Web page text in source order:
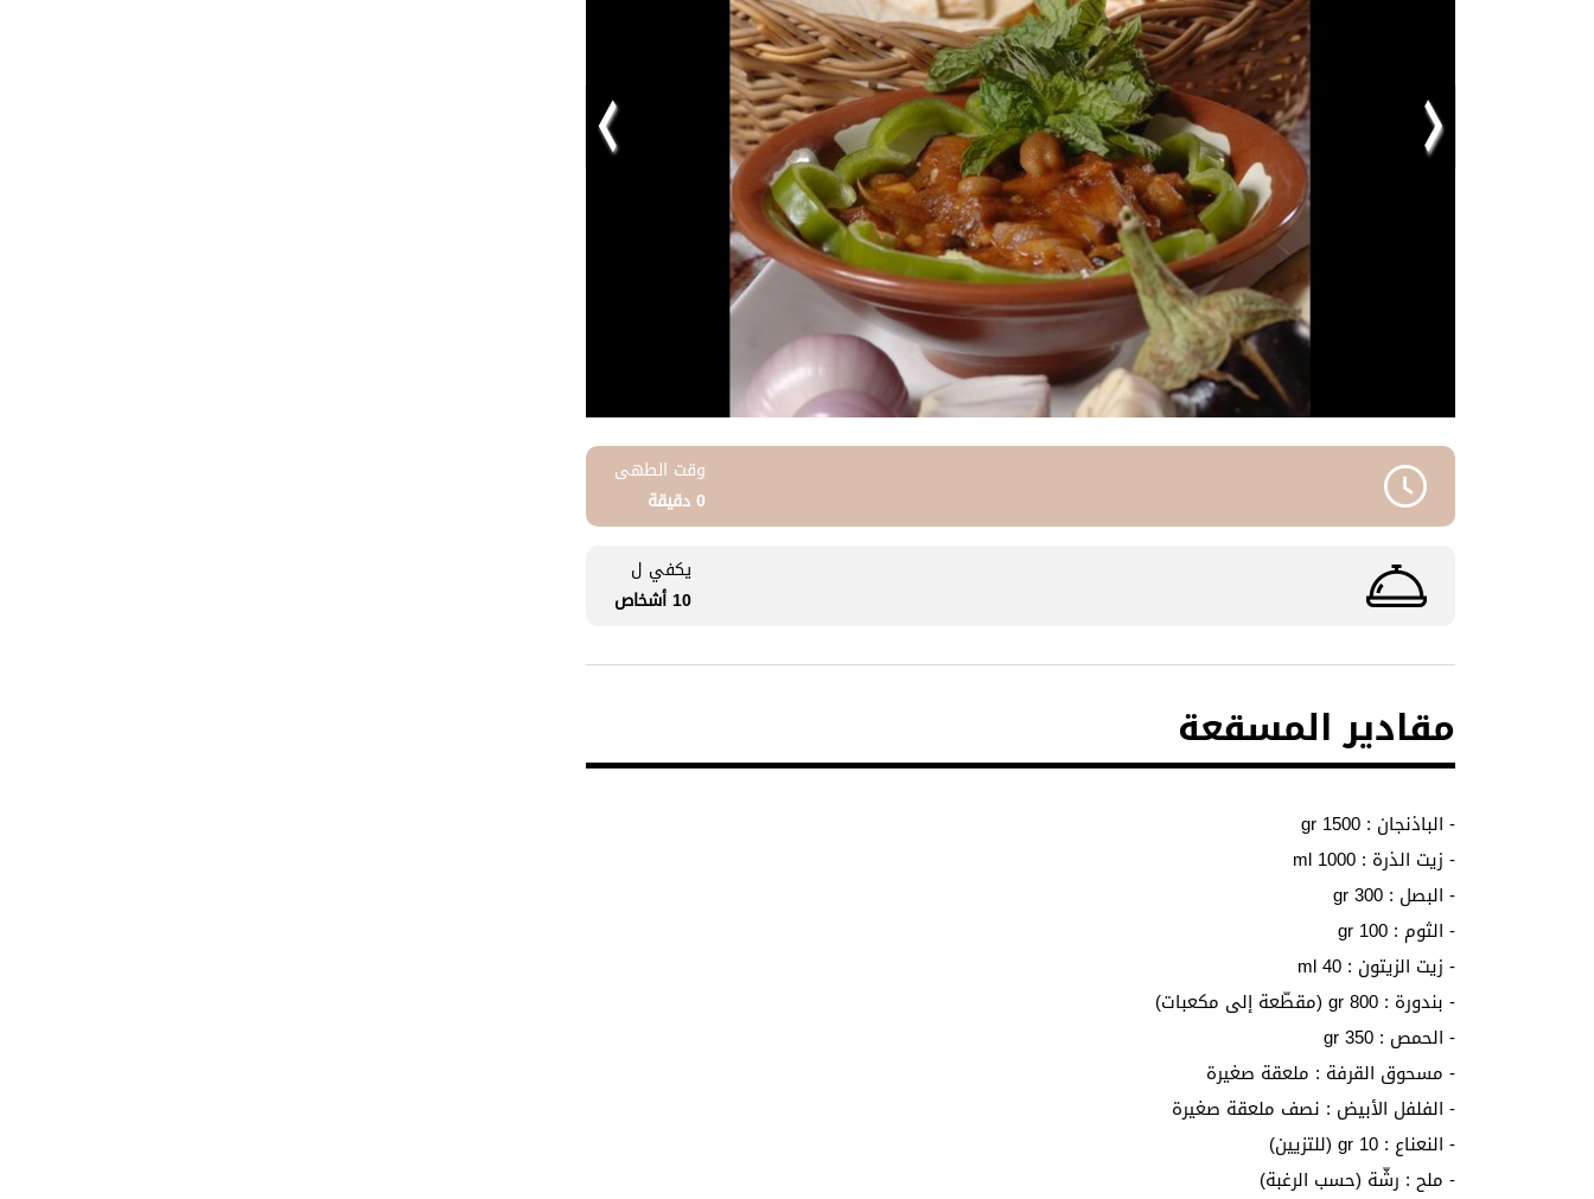
وقت الطهى
0 دقيقة
يكفي ل
10 أشخاص
مقادير المسقعة
- الباذنجان : 1500 gr
- زيت الذرة : 1000 ml
- البصل : 300 gr
- الثوم : 100 gr
- زيت الزيتون : 40 ml
- بندورة : 800 gr (مقطّعة إلى مكعبات)
- الحمص : 350 gr
- مسحوق القرفة : ملعقة صغيرة
- الفلفل الأبيض : نصف ملعقة صغيرة
- النعناع : 10 gr (للتزيين)
- ملح : رشّة (حسب الرغبة)